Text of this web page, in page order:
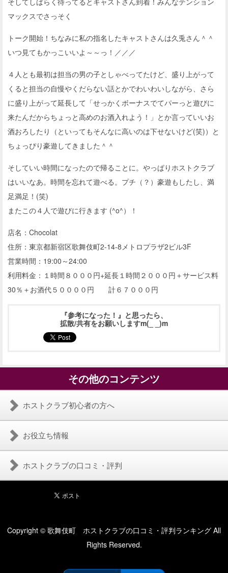
マックスでさっそく
トーク開始！ちなみに私の指名したキャストさんは久兎さん＾＾
いつ見てもかっこいいよ～～っ！／／／
４人とも最初は担当の男の子としゃべってたけど、盛り上がって
くると担当の自慢やくだらない話とかでわいわいしながら、さら
に盛り上がって延長して「せっかくボーナスでてパーっと遊びに
来たんだからちょっと高めのお酒入れよう！」とか言っていいお
酒おろしたり（といってもそんなに高いのは下せないけど(笑)）と
ちょっぴり豪遊してきました＾＾
そしていい時間になったので帰ることに。やっぱりホストクラブ
はいいなあ。時間を忘れて遊べる。プチ（？）豪遊もしたし、満
足満足！(笑)
またこの４人で遊びに行きます (^o^）！
店名：Chocolat
住所：東京都新宿区歌舞伎町2-14-8メトロプラザ2ビル3F
営業時間：19:00～24:00
利用料金：１時間８０００円+延長１時間２０００円＋サービス料
30％＋お酒代５００００円 計６７０００円
『参考になった！』と思ったら、
拡散/共有をお願いしますm(_ _)m
その他のコンテンツ
ホストクラブ初心者の方へ
お役立ち情報
ホストクラブの口コミ・評判
Copyright © 歌舞伎町 ホストクラブの口コミ・評判ランキング All
Rights Reserved.